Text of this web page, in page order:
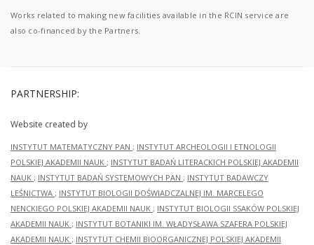
Works related to making new facilities available in the RCIN service are
also co-financed by the Partners.
PARTNERSHIP:
Website created by
INSTYTUT MATEMATYCZNY PAN ; INSTYTUT ARCHEOLOGII I ETNOLOGII
POLSKIEJ AKADEMII NAUK ; INSTYTUT BADAŃ LITERACKICH POLSKIEJ AKADEMII
NAUK ; INSTYTUT BADAŃ SYSTEMOWYCH PAN ; INSTYTUT BADAWCZY
LEŚNICTWA ; INSTYTUT BIOLOGII DOŚWIADCZALNEJ IM. MARCELEGO
NENCKIEGO POLSKIEJ AKADEMII NAUK ; INSTYTUT BIOLOGII SSAKÓW POLSKIEJ
AKADEMII NAUK ; INSTYTUT BOTANIKI IM. WŁADYSŁAWA SZAFERA POLSKIEJ
AKADEMII NAUK ; INSTYTUT CHEMII BIOORGANICZNEJ POLSKIEJ AKADEMII